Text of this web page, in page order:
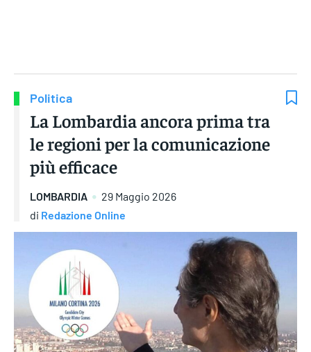
Politica
La Lombardia ancora prima tra
le regioni per la comunicazione
più efficace
LOMBARDIA
29 Maggio 2026
di Redazione Online